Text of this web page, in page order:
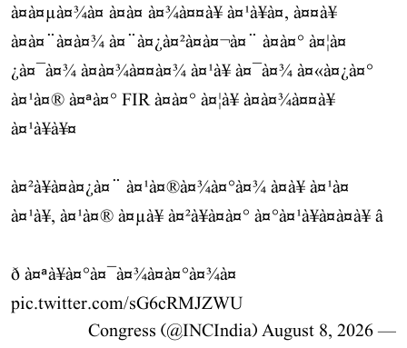
à¤à¤µà¤¾à¤ à¤à¤ à¤¾à¤¤à¥ à¤¹à¥à¤, à¤¤à¥
à¤à¤¨à¤à¤¾ à¤¨à¤¿à¤²à¤à¤¬à¤¨ à¤à¤° à¤¦à¤
¿à¤¯à¤¾ à¤à¤¾à¤¤à¤¾ à¤¹à¥ à¤¯à¤¾ à¤«à¤¿à¤°
à¤¹à¤® à¤ªà¤° FIR à¤à¤° à¤¦à¥ à¤à¤¾à¤¤à¥
à¤¹à¥à¥¤
à¤²à¥à¤à¤¿à¤¨ à¤¹à¤®à¤¾à¤°à¤¾ à¤à¥ à¤¹à¤
à¤¹à¥, à¤¹à¤® à¤µà¥ à¤²à¥à¤à¤° à¤°à¤¹à¥à¤à¤à¥ â
ð à¤ªà¥à¤°à¤¯à¤¾à¤à¤°à¤¾à¤
pic.twitter.com/sG6cRMJZWU
— Congress (@INCIndia)
August 8, 2026